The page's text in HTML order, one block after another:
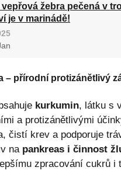
vepřová žebra pečená v
je v marinádě!
– přírodní protizánětlivý
kurkumin, látku s
a protizánětlivými
čistí krev a podporuje
na pankreas i činnost
zpracování cukrů i